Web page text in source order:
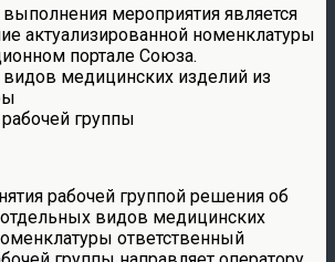
мероприятия является
актуализированной номенклатуры
портале Союза.
медицинских изделий из
группы
рабочей группой решения об
видов медицинских
ответственный